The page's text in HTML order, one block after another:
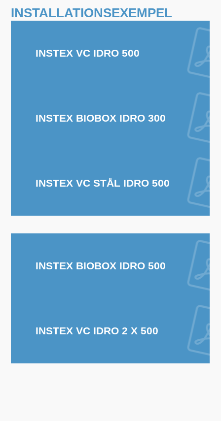
INSTALLATIONSEXEMPEL
INSTEX VC IDRO 500
INSTEX BIOBOX IDRO 300
INSTEX VC STÅL IDRO 500
INSTEX BIOBOX IDRO 500
INSTEX VC IDRO 2 X 500